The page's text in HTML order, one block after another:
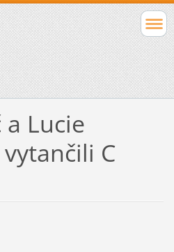
a Lucie
C